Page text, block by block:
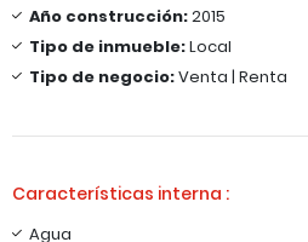
Año construcción:2015
Tipo de inmueble:Local
Tipo de negocio:Venta | Renta
Características interna :
Agua